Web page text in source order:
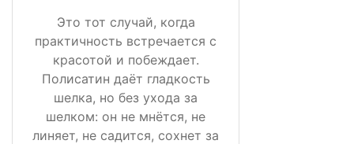
Это тот случай, когда
практичность встречается с
красотой и побеждает.
Полисатин даёт гладкость
шелка, но без ухода за
шелком: он не мнётся, не
линяет, не садится, сохнет за